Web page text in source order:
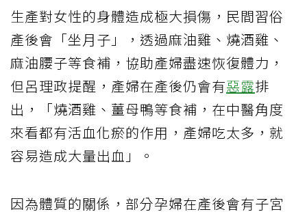
生產對女性的身體造成極大損傷，民間習俗
產後會「坐月子」，透過麻油雞、燒酒雞、
麻油腰子等食補，協助產婦盡速恢復體力，
但呂理政提醒，產婦在產後仍會有惡露排
出，「燒酒雞、薑母鴨等食補，在中醫角度
來看都有活血化瘀的作用，產婦吃太多，就
容易造成大量出血」。
因為體質的關係，部分孕婦在產後會有子宮